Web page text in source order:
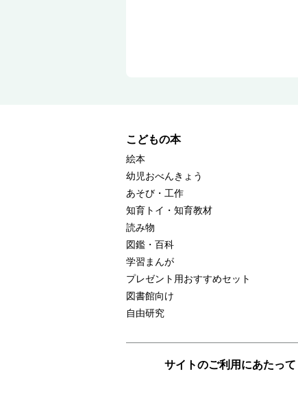
こどもの本
絵本
幼児おべんきょう
あそび・工作
知育トイ・知育教材
読み物
図鑑・百科
学習まんが
プレゼント用おすすめセット
図書館向け
自由研究
サイトのご利用にあたって